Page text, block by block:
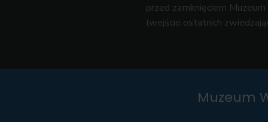
przed zamknięciem Muzeum
(wejście ostatnich
Muzeum